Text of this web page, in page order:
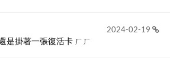
2024-02-19
是掛著一張復活卡 ㄏㄏ